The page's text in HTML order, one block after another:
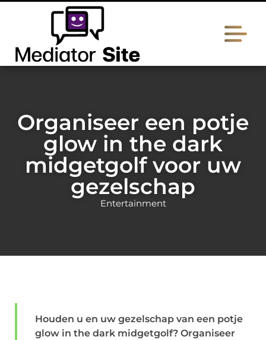
Organiseer een potje
glow in the dark
midgetgolf voor uw
gezelschap
Entertainment
Houden u en uw gezelschap van een potje
glow in the dark midgetgolf? Organiseer